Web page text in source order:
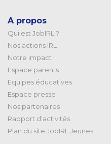
A propos
Qui est JobIRL ?
Nos actions IRL
Notre impact
Espace parents
Equipes éducatives
Espace presse
Nos partenaires
Rapport d'activités
Plan du site JobIRL Jeunes